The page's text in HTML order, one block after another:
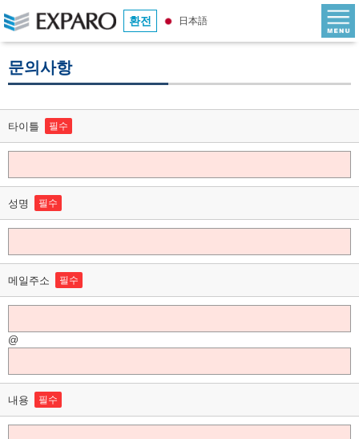
환전 日本語
문의사항
타이틀 필수
성명 필수
메일주소 필수
@
내용 필수